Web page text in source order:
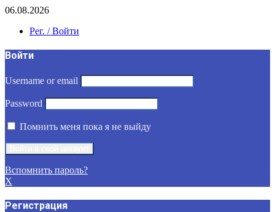
06.08.2026
Рег. / Войти
Войти
Username or email
Password
Помнить меня пока я не выйду
Вспомнить пароль?
X
Регистрация